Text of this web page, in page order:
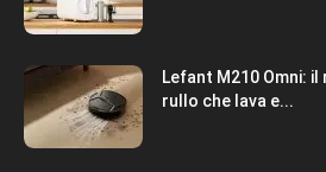
Lefant M210 Omni:
rullo che lava e...